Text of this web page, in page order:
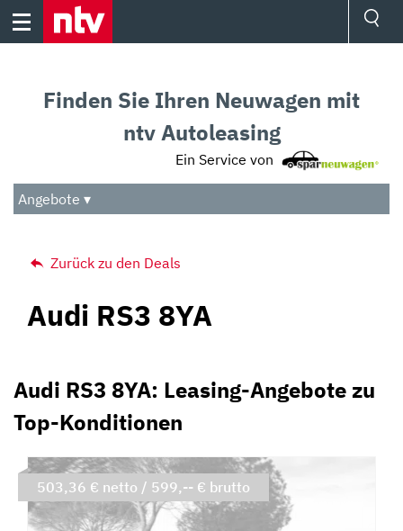
Skip
Audio
Das Beste
Finden Sie Ihren Neuwagen mit
ntv Autoleasing
Ein Service von
Angebote ▾
Zurück zu den Deals
Audi RS3 8YA
Audi RS3 8YA: Leasing-Angebote zu
Top-Konditionen
503,36 € netto / 599,-- € brutto